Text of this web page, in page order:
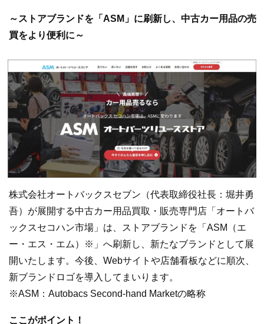
～ストアブランドを「ASM」に刷新し、中古カー用品の売
買をより便利に～
株式会社オートバックスセブン（代表取締役社長：堀井勇
吾）が展開する中古カー用品買取・販売専門店「オートバ
ックスセコハン市場」は、ストアブランドを「ASM（エ
ー・エス・エム）※」へ刷新し、新たなブランドとして展
開いたします。今後、Webサイトや店舗看板などに順次、
新ブランドロゴを導入してまいります。
※ASM：Autobacs Second-hand Marketの略称
ここがポイント！